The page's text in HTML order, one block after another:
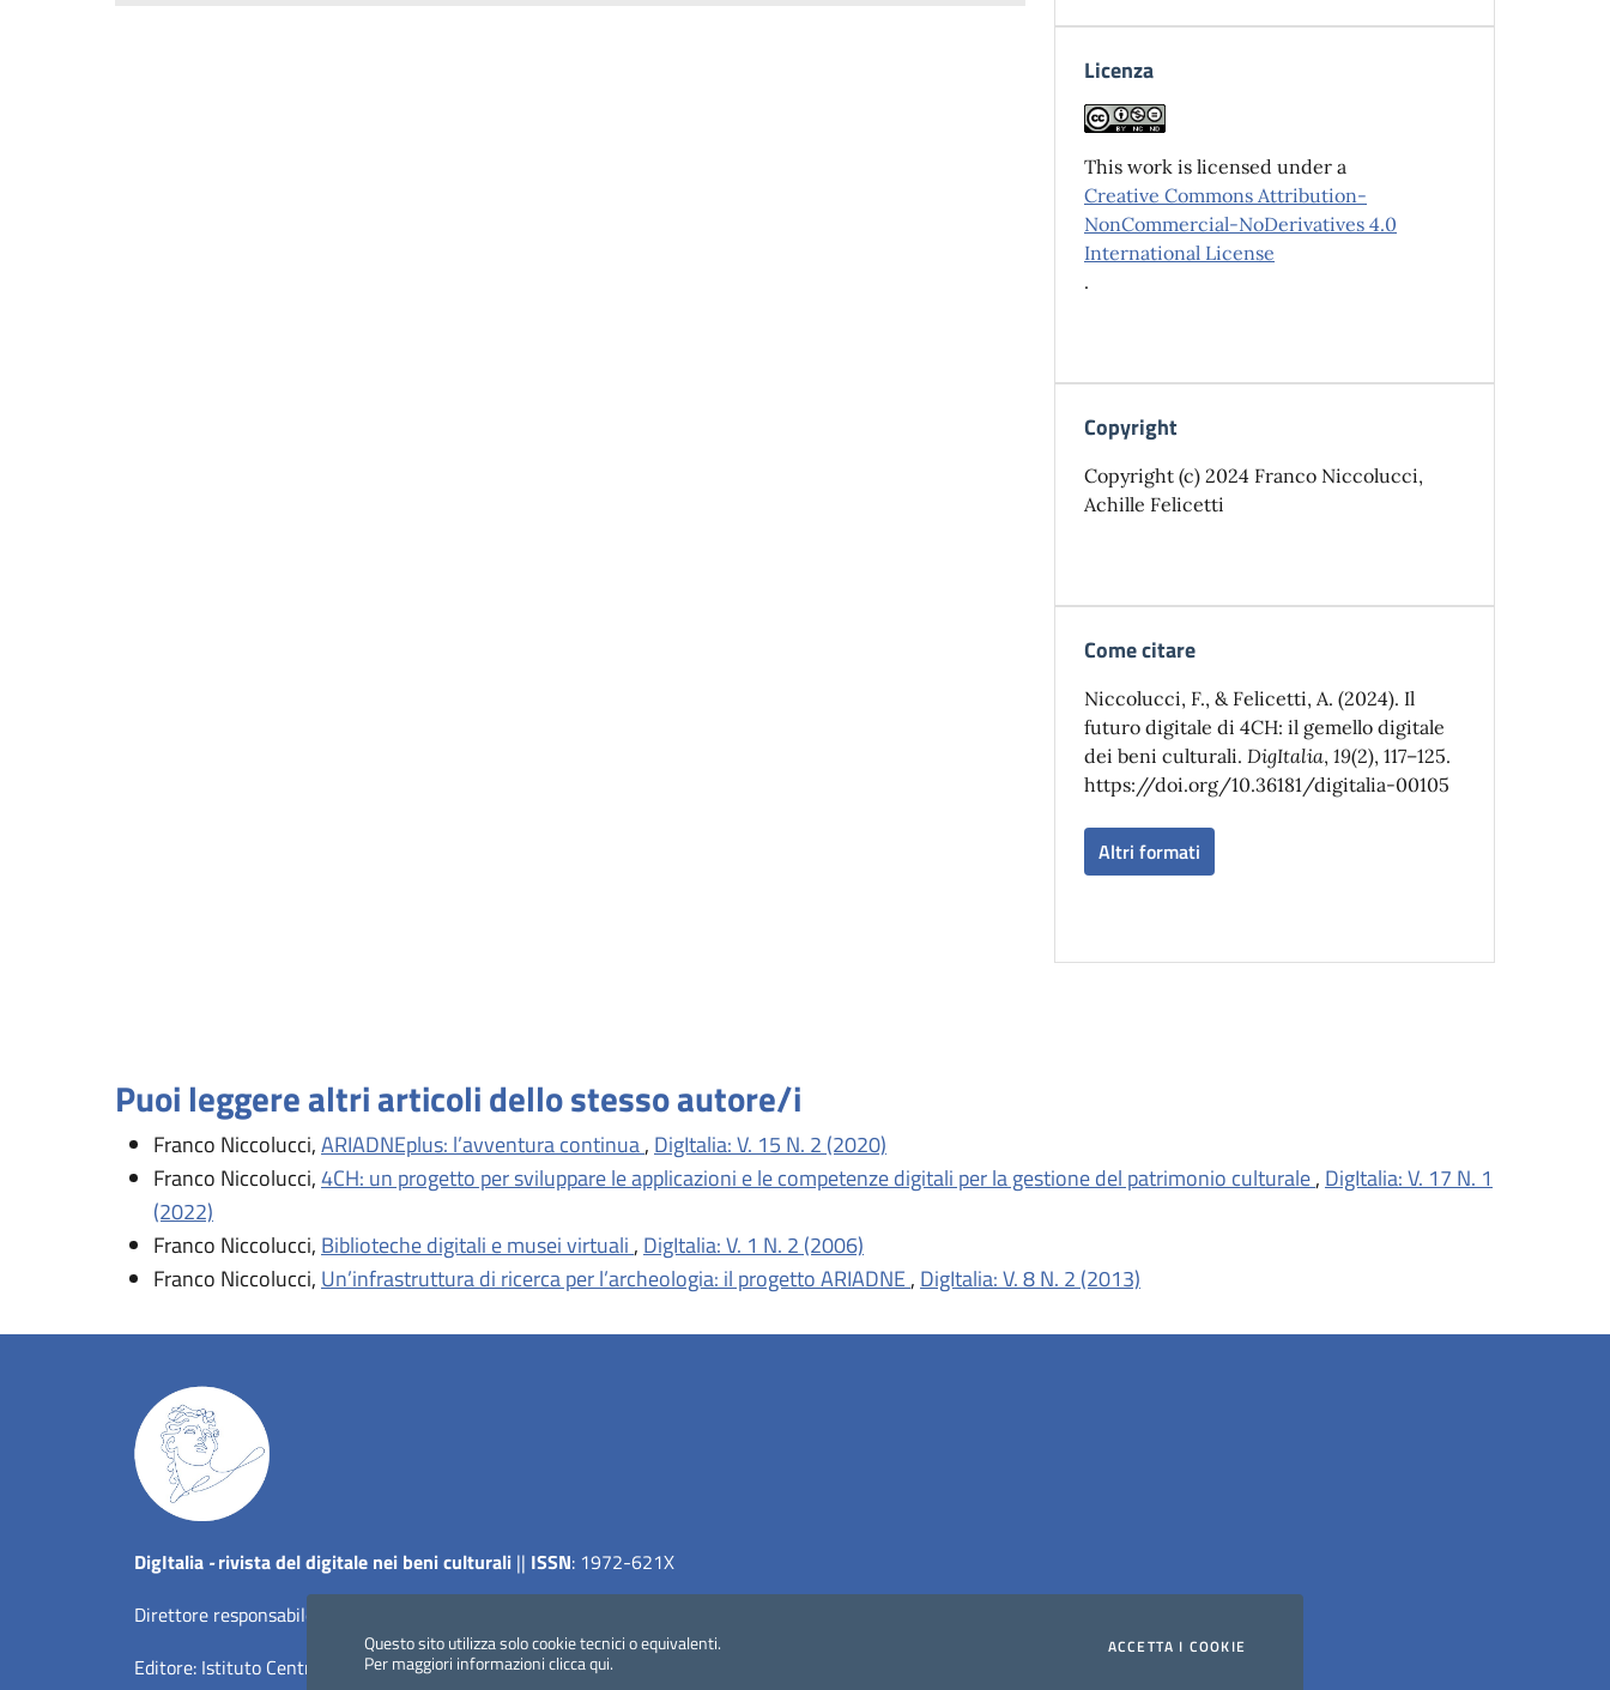
Questo sito utilizza solo cookie tecnici o equivalenti.
Per maggiori informazioniclicca qui.
ACCETTA I COOKIE
Licenza
This work is licensed under a
Creative Commons Attribution-
NonCommercial-NoDerivatives 4.0
International License
.
Copyright
Copyright (c) 2024 Franco Niccolucci,
Achille Felicetti
Come citare
Niccolucci, F., & Felicetti, A. (2024). Il
futuro digitale di 4CH: il gemello digitale
dei beni culturali. DigItalia, 19(2), 117–125.
https://doi.org/10.36181/digitalia-00105
Altri formati
Puoi leggere altri articoli dello stesso autore/i
Franco Niccolucci,ARIADNEplus: l’avventura continua, DigItalia: V. 15 N. 2 (2020)
Franco Niccolucci,4CH: un progetto per sviluppare le applicazioni e le competenze digitali per la gestione del patrimonio culturale, DigItalia: V. 17 N. 1
(2022)
Franco Niccolucci, Biblioteche digitali e musei virtuali , DigItalia: V. 1 N. 2 (2006)
Franco Niccolucci, Un’infrastruttura di ricerca per l’archeologia: il progetto ARIADNE , DigItalia: V. 8 N. 2 (2013)
DigItalia -rivista del digitale nei beni culturali || ISSN: 1972-621X
Direttore responsabile: Giuliano Genetasio
Editore: Istituto Centrale per il Catalogo Unico delle biblioteche italiane (ICCU)